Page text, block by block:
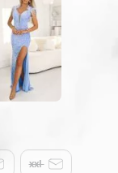
xxl